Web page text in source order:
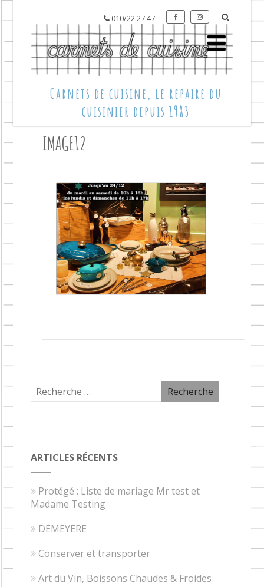
010/22.27.47
Carnets de cuisine, le repaire du
cuisinier depuis 1983
IMAGE12
ARTICLES RÉCENTS
Protégé : Liste de mariage Mr test et
Madame Testing
DEMEYERE
Conserver et transporter
Art du Vin, Boissons Chaudes & Froides